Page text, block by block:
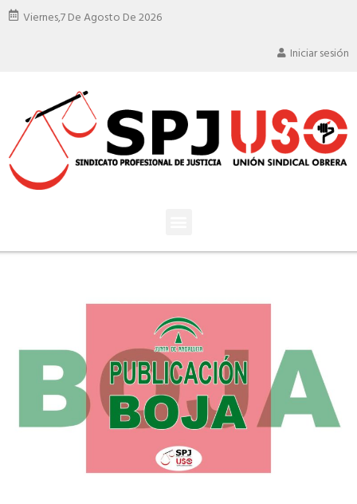
Viernes,7 De Agosto De 2026
Iniciar sesión